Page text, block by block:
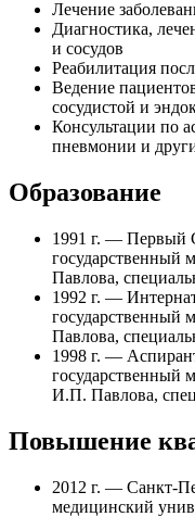
Лечение
Диагностика,
и сосудов
Реабилитация
Ведение
сосудистой и
Консультации по
пневмонии и
Образование
1991 г. — Первый
государственный
Павлова,
1992 г. —
государственный
Павлова,
1998 г. —
государственный
И.П. Павлова,
Повышение
2012 г. — Санкт-
медицинский